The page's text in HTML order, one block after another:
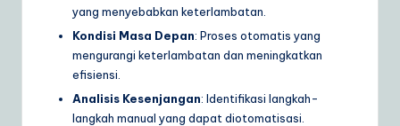
yang menyebabkan keterlambatan.
Kondisi Masa Depan: Proses otomatis yang
mengurangi keterlambatan dan meningkatkan
efisiensi.
Analisis Kesenjangan: Identifikasi langkah-
langkah manual yang dapat diotomatisasi.